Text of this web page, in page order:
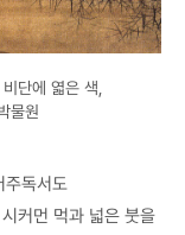
단에 엷은 색,
물원
주독서도
커먼 먹과 넓은 붓을